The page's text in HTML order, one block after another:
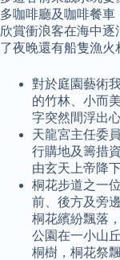
多咖啡廳及咖啡餐
欣賞衝浪客在海中逐
了夜晚還有船隻漁火
對於庭園藝術
的竹林、小而
字突然間浮出心
天龍宮主任委
行購地及籌措
由玄天上帝降
桐花步道之一
前、後方及旁
桐花繽紛飄落
公園在一小山
桐樹，桐花祭